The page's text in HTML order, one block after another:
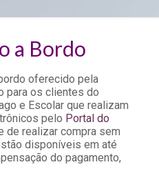
a Bordo
oferecido pela
para os clientes do
e Escolar que realizam
pelo Portal do
de realizar compra sem
disponíveis em até
do pagamento,